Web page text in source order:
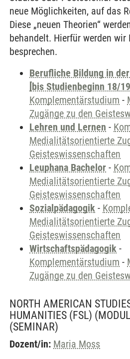
neue Möglichkeiten, auf das
Diese „neuen Theorien“
behandelt. Hierfür werden wir
besprechen.
Berufliche Bildung in
[bis Studienbeginn 18/
Komplementärstudium -
Zugänge zu den
Lehren und Lernen -
Medialitätsorientierte
Geisteswissenschaften
Leuphana Bachelor -
Medialitätsorientierte
Geisteswissenschaften
Sozialpädagogik -
Medialitätsorientierte
Geisteswissenschaften
Wirtschaftspädagogik -
Komplementärstudium -
Zugänge zu den
NORTH AMERICAN
HUMANITIES (FSL)
(SEMINAR)
Dozent/in: Maria Moss